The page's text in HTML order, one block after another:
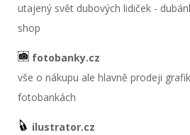
utajený svět dubových lidiček -
shop
fotobanky.cz
vše o nákupu ale hlavně prodeji
fotobankách
ilustrator.cz